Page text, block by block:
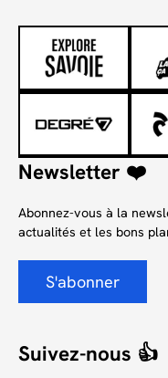
Newsletter ❤️
Abonnez-vous à la
actualités et les bons
S'abonner
Suivez-nous 👍